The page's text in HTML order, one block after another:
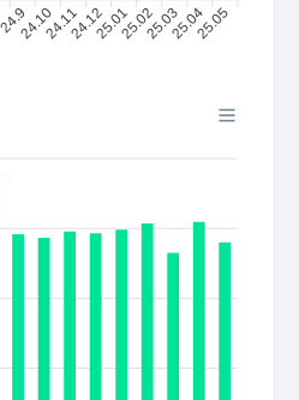
24.1024.1124.1225.0125.0225.0325.0425.05